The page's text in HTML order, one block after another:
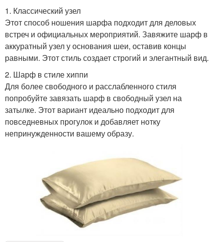
1. Классический узел
Этот способ ношения шарфа подходит для деловых
встреч и официальных мероприятий. Завяжите шарф в
аккуратный узел у основания шеи, оставив концы
равными. Этот стиль создает строгий и элегантный вид.
2. Шарф в стиле хиппи
Для более свободного и расслабленного стиля
попробуйте завязать шарф в свободный узел на
затылке. Этот вариант идеально подходит для
повседневных прогулок и добавляет нотку
непринужденности вашему образу.